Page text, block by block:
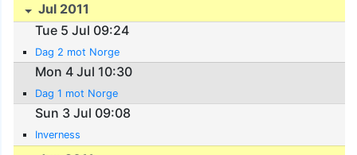
Jul 2011
Tue 5 Jul 09:24
Dag 2 mot Norge
Mon 4 Jul 10:30
Dag 1 mot Norge
Sun 3 Jul 09:08
Inverness